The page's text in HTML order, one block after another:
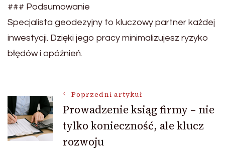
### Podsumowanie
Specjalista geodezyjny to kluczowy partner każdej
inwestycji. Dzięki jego pracy minimalizujesz ryzyko
błędów i opóźnień.
Nawigacja
wpisu
Poprzedni artykuł
Prowadzenie ksiąg firmy – nie
tylko konieczność, ale klucz
rozwoju